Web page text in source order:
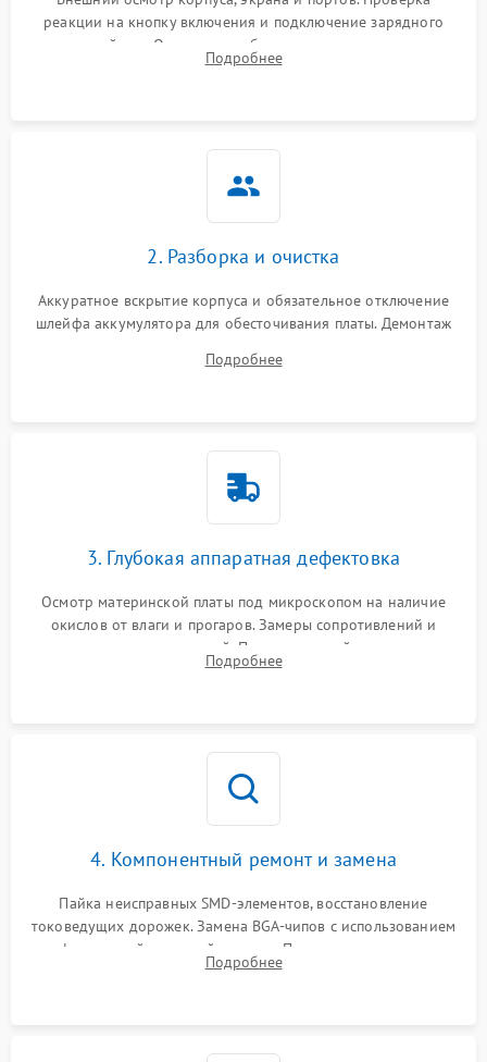
реакции на кнопку включения и подключение зарядного
устройства. Оценка потребления тока с помощью
лабораторного блока питания для локализации проблемы.
Подробнее
2. Разборка и очистка
Аккуратное вскрытие корпуса и обязательное отключение
шлейфа аккумулятора для обесточивания платы. Демонтаж
высохшей термопасты с кристаллов чипов.
Подробнее
3. Глубокая аппаратная дефектовка
Осмотр материнской платы под микроскопом на наличие
окислов от влаги и прогаров. Замеры сопротивлений и
дежурных напряжений. Проверка цепей питания,
мультиконтроллера, процессора и видеочипа.
Подробнее
4. Компонентный ремонт и замена
Пайка неисправных SMD-элементов, восстановление
токоведущих дорожек. Замена BGA-чипов с использованием
инфракрасной паяльной станции. Прошивка микросхемы
BIOS или замена поврежденных портов USB
Подробнее